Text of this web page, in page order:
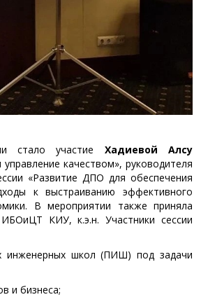
стало участие Хадиевой Алсу
качеством», руководителя
«Развитие ДПО для обеспечения
к выстраиванию эффективного
В мероприятии также приняла
КИУ, к.э.н. Участники сессии
инженерных школ (ПИШ) под задачи
и бизнеса;